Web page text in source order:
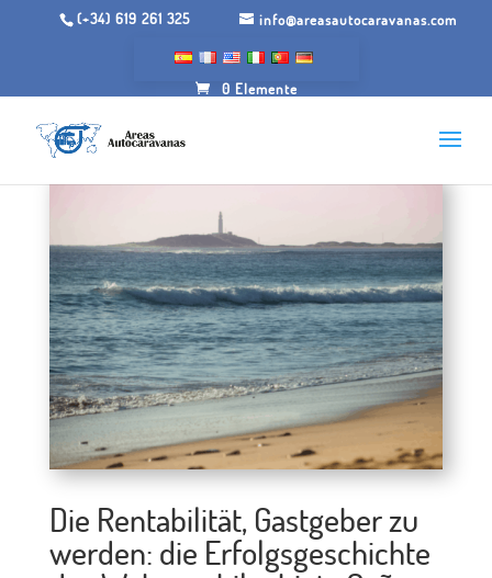
(+34) 619 261 325 info@areasautocaravanas.com
0 Elemente
Die Rentabilität, Gastgeber zu
werden: die Erfolgsgeschichte